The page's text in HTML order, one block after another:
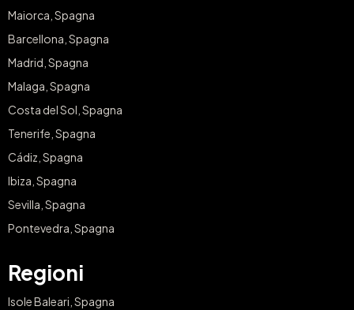
Maiorca, Spagna
Barcellona, Spagna
Madrid, Spagna
Malaga, Spagna
Costa del Sol, Spagna
Tenerife, Spagna
Cádiz, Spagna
Ibiza, Spagna
Sevilla, Spagna
Pontevedra, Spagna
Regioni
Isole Baleari, Spagna